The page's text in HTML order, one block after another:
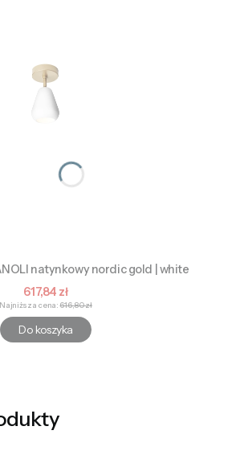
natynkowy nordic gold | white
Cena promocyjna
617,84 zł
Najniższa cena: 616,80 zł
Do koszyka